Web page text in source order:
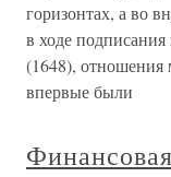
горизонтах, а во
в ходе
(1648), отношения
впервые были